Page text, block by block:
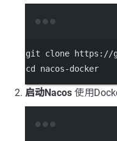
git clone https: //
cd nacos-docker
启动Nacos使用